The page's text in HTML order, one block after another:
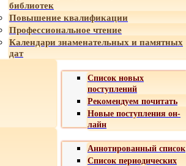
библиотек
Повышение квалификации
Профессиональное чтение
Календари знаменательных и памятных
дат
Список новых
поступлений
Рекомендуем почитать
Новые поступления он-
лайн
Аннотированный список
Список периодических